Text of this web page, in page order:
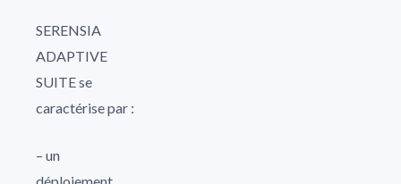
SERENSIA
ADAPTIVE
SUITE se
caractérise par :
– un